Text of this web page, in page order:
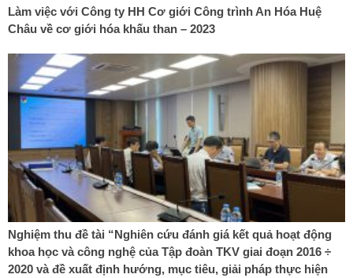
Làm việc với Công ty HH Cơ giới Công trình An Hóa Huệ
Châu về cơ giới hóa khấu than – 2023
Nghiệm thu đề tài “Nghiên cứu đánh giá kết quả hoạt động
khoa học và công nghệ của Tập đoàn TKV giai đoạn 2016 ÷
2020 và đề xuất định hướng, mục tiêu, giải pháp thực hiện